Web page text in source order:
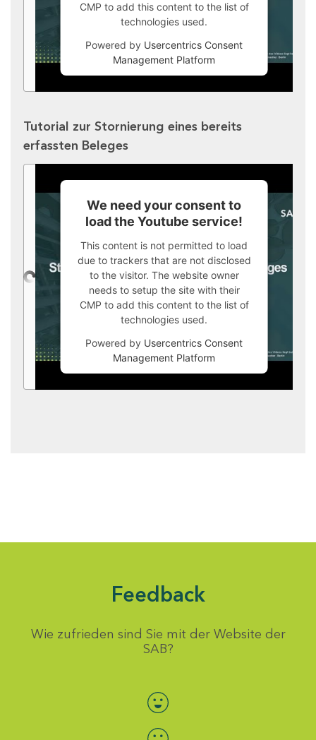
CMP to add this content to the list of
technologies used.
Powered by Usercentrics Consent
Management Platform
Tutorial zur Stornierung eines bereits
erfassten Beleges
We need your consent to
load the Youtube service!
This content is not permitted to load
due to trackers that are not disclosed
to the visitor. The website owner
needs to setup the site with their
CMP to add this content to the list of
technologies used.
Powered by Usercentrics Consent
Management Platform
Feedback
Wie zufrieden sind Sie mit der Website der
SAB?
Bewertung auswählen